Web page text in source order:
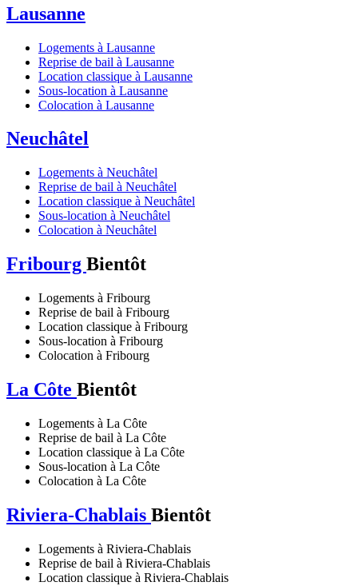
Lausanne
Logements à Lausanne
Reprise de bail à Lausanne
Location classique à Lausanne
Sous-location à Lausanne
Colocation à Lausanne
Neuchâtel
Logements à Neuchâtel
Reprise de bail à Neuchâtel
Location classique à Neuchâtel
Sous-location à Neuchâtel
Colocation à Neuchâtel
Fribourg Bientôt
Logements à Fribourg
Reprise de bail à Fribourg
Location classique à Fribourg
Sous-location à Fribourg
Colocation à Fribourg
La Côte Bientôt
Logements à La Côte
Reprise de bail à La Côte
Location classique à La Côte
Sous-location à La Côte
Colocation à La Côte
Riviera-Chablais Bientôt
Logements à Riviera-Chablais
Reprise de bail à Riviera-Chablais
Location classique à Riviera-Chablais